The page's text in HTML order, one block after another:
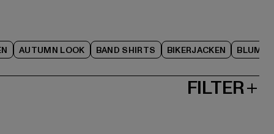
AUTUMN LOOK BAND SHIRTS BIKERJACKEN
FILTER